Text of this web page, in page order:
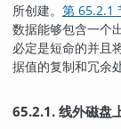
所创建。 第 65.2.1
数据能够包含一个
必定是短命的并且
据值的复制和冗余
65.2.1. 线外磁盘